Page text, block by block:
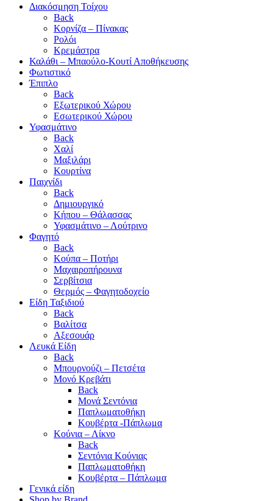
Διακόσμηση Τοίχου
Back
Κορνίζα – Πίνακας
Ρολόι
Κρεμάστρα
Καλάθι – Μπαούλο-Κουτί Αποθήκευσης
Φωτιστικό
Έπιπλο
Back
Εξωτερικού Χώρου
Εσωτερικού Χώρου
Υφασμάτινο
Back
Χαλί
Μαξιλάρι
Κουρτίνα
Παιχνίδι
Back
Δημιουργικό
Κήπου – Θάλασσας
Υφασμάτινο – Λούτρινο
Φαγητό
Back
Κούπα – Ποτήρι
Μαχαιροπήρουνα
Σερβίτσια
Θερμός – Φαγητοδοχείο
Είδη Ταξιδιού
Back
Βαλίτσα
Αξεσουάρ
Λευκά Είδη
Back
Μπουρνούζι – Πετσέτα
Μονό Κρεβάτι
Back
Μονά Σεντόνια
Παπλωματοθήκη
Κουβέρτα -Πάπλωμα
Κούνια – Λίκνο
Back
Σεντόνια Κούνιας
Παπλωματοθήκη
Κουβέρτα – Πάπλωμα
Γενικά είδη